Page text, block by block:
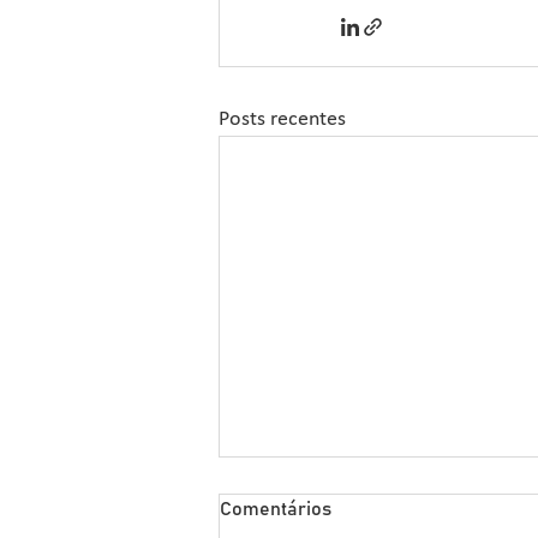
Posts recentes
Sipcam Nichino Lança
Comentários